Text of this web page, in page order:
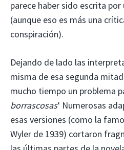
parece haber sido escrita
(aunque eso es más una
conspiración).
Dejando de lado las
misma de esa segunda
mucho tiempo un problema
borrascosas‘ Numerosas
esas versiones (como la
Wyler de 1939) cortaron